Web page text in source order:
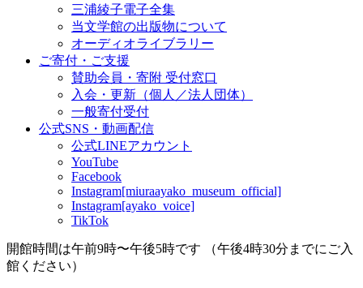
三浦綾子電子全集
当文学館の出版物について
オーディオライブラリー
ご寄付・ご支援
賛助会員・寄附 受付窓口
入会・更新（個人／法人団体）
一般寄付受付
公式SNS・動画配信
公式LINEアカウント
YouTube
Facebook
Instagram[miuraayako_museum_official]
Instagram[ayako_voice]
TikTok
開館時間は午前9時〜午後5時です （午後4時30分までにご入
館ください）